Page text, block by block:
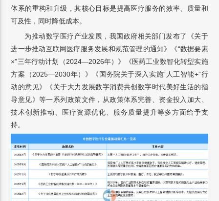
体系的重构和升级，其核心目标是提高医疗服务的效率、质量和
可及性，同时降低成本。
为推动数字医疗产业发展，我国政府相关部门发布了《关于
进一步推动互联网医疗服务发展和规范管理的通知》《“数据要素
×”三年行动计划（2024—2026年）》《医药工业数智化转型实施
方案（2025—2030年）》《国务院关于深入实施“人工智能+”行
动的意见》《关于大力发展数字消费共创数字时代美好生活的指
导意见》等一系列政策文件，从政策体系完善、资金投入加大、
技术创新推动、医疗资源优化、服务质量提升等多方面给予支
持。